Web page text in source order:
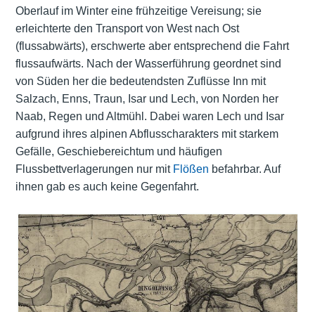
Oberlauf im Winter eine frühzeitige Vereisung; sie
erleichterte den Transport von West nach Ost
(flussabwärts), erschwerte aber entsprechend die Fahrt
flussaufwärts. Nach der Wasserführung geordnet sind
von Süden her die bedeutendsten Zuflüsse Inn mit
Salzach, Enns, Traun, Isar und Lech, von Norden her
Naab, Regen und Altmühl. Dabei waren Lech und Isar
aufgrund ihres alpinen Abflusscharakters mit starkem
Gefälle, Geschiebereichtum und häufigen
Flussbettverlagerungen nur mit Flößen befahrbar. Auf
ihnen gab es auch keine Gegenfahrt.